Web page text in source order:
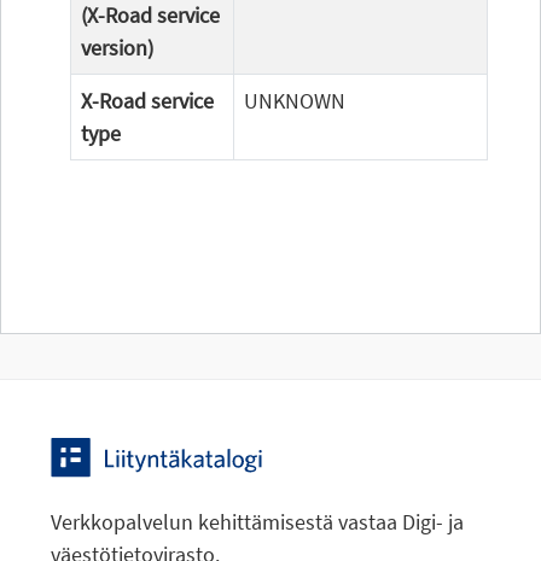
(X-Road service
version)
X-Road service
type
UNKNOWN
Verkkopalvelun kehittämisestä vastaa Digi- ja
väestötietovirasto.